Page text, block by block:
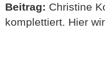
Beitrag: Christine
komplettiert. Hier